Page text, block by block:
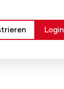
Login